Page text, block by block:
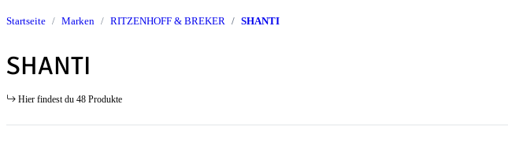
Startseite Marken RITZENHOFF & BREKER SHANTI
SHANTI
Hier findest du 48 Produkte